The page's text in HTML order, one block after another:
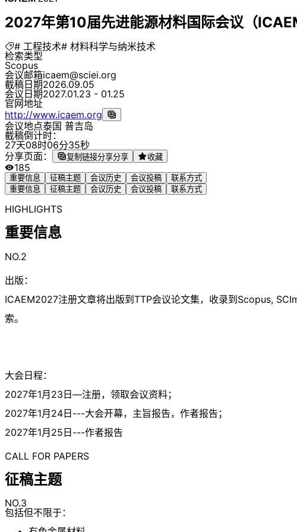
2027年第10届先进能源材料国际会议（
# 工程技术# 材料科学与纳米技术
检索类型
Scopus
会议邮箱icaem@sciei.org
截稿日期2026.09.05
会议日期2027.01.23 - 01.25
官网地址
http://www.icaem.org
会议地点泰国 普吉岛
截稿倒计时：
27天08时06分35秒
分享页面：
复制链接分享分享 收藏
185
重要信息 征稿主题 会议历史 会议投稿
联系方式
重要信息
征稿主题 会议历史 会议投稿 联系方式
HIGHLIGHTS
重要信息
NO.2
出版：
ICAEM2027注册文章将出版到TTP会议论文集，收录到Scopus,
索。
大会日程：
2027年1月23日—注册，领取会议资料；
2027年1月24日---大会开幕，主旨报告，作者报告；
2027年1月25日---作者报告
CALL FOR PAPERS
征稿主题
NO.3
包括但不限于：